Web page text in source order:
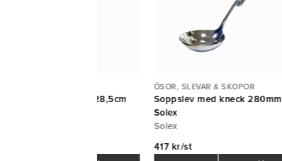
Ösa rostfri D9cm L28,5cm
ÖSOR, SLEVAR & SKOPOR
Soppslev med kneck 280mm
Solex
Solex
417 kr/st